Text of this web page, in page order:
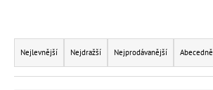
Ř
a
z
Nejlevnější Nejdražší Nejprodávanější Abecedně
o
r
u